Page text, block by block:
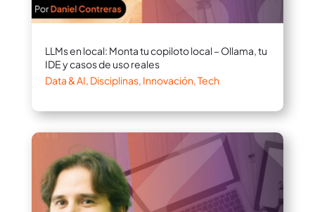
LLMs en local: Monta tu copiloto local – Ollama, tu
IDE y casos de uso reales
Data & AI, Disciplinas, Innovación,Tech